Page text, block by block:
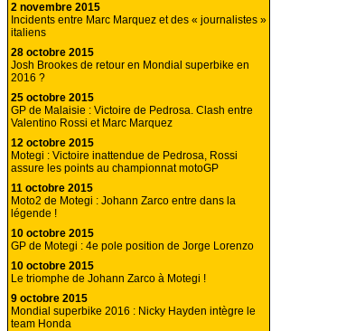
2 novembre 2015
Incidents entre Marc Marquez et des « journalistes »
italiens
28 octobre 2015
Josh Brookes de retour en Mondial superbike en
2016 ?
25 octobre 2015
GP de Malaisie : Victoire de Pedrosa. Clash entre
Valentino Rossi et Marc Marquez
12 octobre 2015
Motegi : Victoire inattendue de Pedrosa, Rossi
assure les points au championnat motoGP
11 octobre 2015
Moto2 de Motegi : Johann Zarco entre dans la
légende !
10 octobre 2015
GP de Motegi : 4e pole position de Jorge Lorenzo
10 octobre 2015
Le triomphe de Johann Zarco à Motegi !
9 octobre 2015
Mondial superbike 2016 : Nicky Hayden intègre le
team Honda